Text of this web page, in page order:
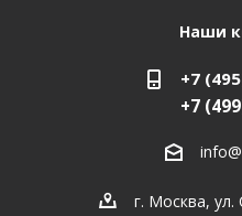
Наши
+7
+7
г. Москва, ул.